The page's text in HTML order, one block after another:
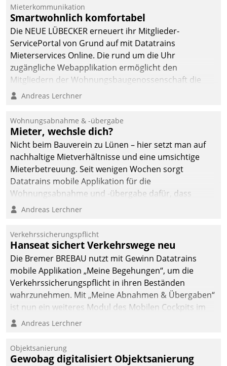
Dialogführung ermöglicht
dem externen
Serviceteam, Anrufe von
Mietenden zügiger und
effizienter zu bearbeiten.
Mieterkommunikation
Smartwohnlich komfortabel
Die NEUE LÜBECKER erneuert ihr Mitglieder-
ServicePortal von Grund auf mit Datatrains
Mieterservices Online. Die rund um die Uhr
zugängliche Webapplikation ermöglicht den
Mitgliedern der Wohnungs­bau­genossenschaft die
Kontaktaufnahme per Smartphone, Tablet oder PC.
Andreas Lerchner
Wohnungsabnahme & -übergabe
Mieter, wechsle dich?
Nicht beim Bauverein zu Lünen – hier setzt man auf
nachhaltige Mietverhältnisse und eine umsichtige
Mieterbetreuung. Seit wenigen Wochen sorgt
Datatrains mobile Applikation für die
Wohnungsabnahme und -übergabe dafür, dass
Mieter wohlgeordnet kommen und, so es sein muss,
Andreas Lerchner
Verkehrssicherungspflicht
Hanseat sichert Verkehrswege neu
Die Bremer BREBAU nutzt mit Gewinn Datatrains
mobile Applikation „Meine Begehungen“, um die
Verkehrssicherungspflicht in ihren Beständen
wahrzunehmen. Mit „Meine Abnahmen & Übergaben“
ist nun ein weiteres Modul des Mobilen Cockpits im
Einsatz.
Andreas Lerchner
Objektsanierung
Gewobag digitalisiert Objektsanierung